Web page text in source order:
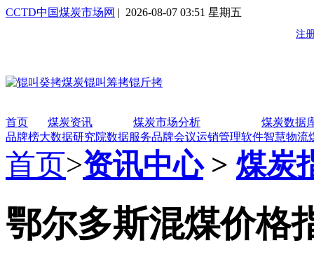
CCTD中国煤炭市场网 | 2026-08-07 03:51 星期五
首页 煤炭资讯 煤炭市场分析
煤炭数据
品牌榜大数据研究院数据服务品牌会议运销管理软件智慧物流
首页>资讯中心> 煤炭
鄂尔多斯混煤价格